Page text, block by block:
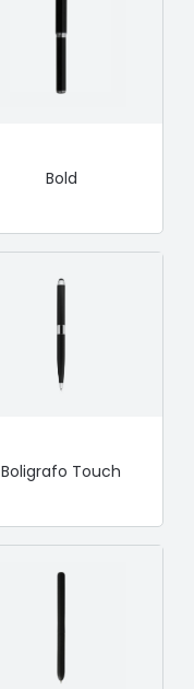
Bold
Boligrafo Touch